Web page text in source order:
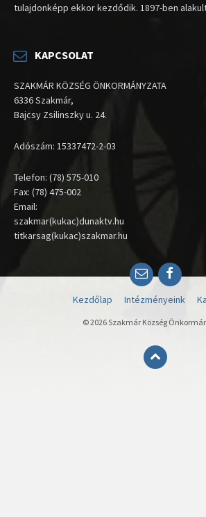
tulajdonképp ekkor kezdődik. 1897-ben
KAPCSOLAT
SZAKMÁR KÖZSÉG ÖNKORMÁNYZATA
6336 Szakmár,
Bajcsy Zsilinszky u. 24.
Adószám: 15337472-2-03
Telefon: (78) 575-010
Fax: (78) 475-002
Email:
szakmar(kukac)dunaktv.hu
titkarsag(kukac)szakmar.hu
Email
Kezdőlap Intézményeink
© 2026 Szakmár Község